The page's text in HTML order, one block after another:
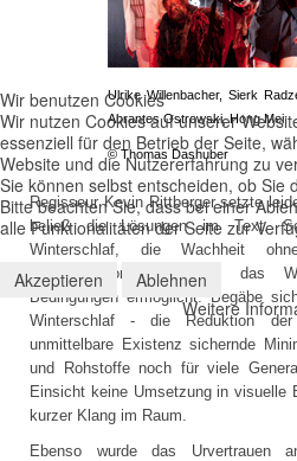
Ulrike Willenbacher, Sierk
Abrantes Ostrowski, Hong Mei
© Thomas Dashuber
Regisseur Kevin Rittberger setzte
beließ die Lösungen im Text.
Winterschlaf, die Wachheit
Überlebensform dar, die das
Bedingungen ermöglicht. Begäbe
Winterschlaf - die Reduktion
unmittelbare Existenz sichernde
und Rohstoffe noch für viele
Einsicht keine Umsetzung in visuelle
kurzer Klang im Raum.
Ebenso wurde das Urvertrauen
Wir benutzen Cookies
Wir nutzen Cookies auf unserer
essenziell für den Betrieb der Seite,
Website und die Nutzererfahrung zu
Sie können selbst entscheiden, ob Sie
Bitte beachten Sie, dass bei einer
alle Funktionalitäten der Seite zur
Akzeptieren
Ablehnen
Weitere